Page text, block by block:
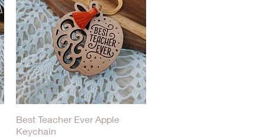
Γρήγορη προβολή
Best Teacher Ever Apple
Keychain